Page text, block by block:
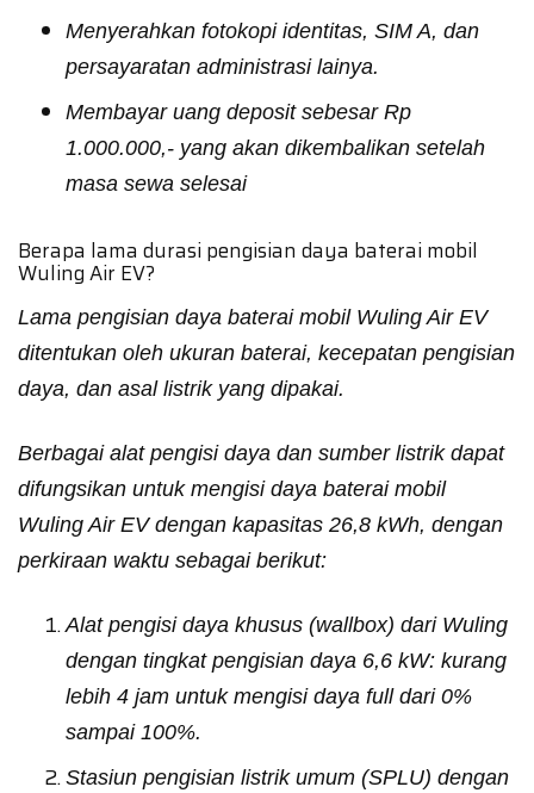
Menyerahkan fotokopi identitas, SIM A, dan
persayaratan administrasi lainya.
Membayar uang deposit sebesar Rp
1.000.000,- yang akan dikembalikan setelah
masa sewa selesai
Berapa lama durasi pengisian daya baterai mobil
Wuling Air EV?
Lama pengisian daya baterai mobil Wuling Air EV
ditentukan oleh ukuran baterai, kecepatan pengisian
daya, dan asal listrik yang dipakai.
Berbagai alat pengisi daya dan sumber listrik dapat
difungsikan untuk mengisi daya baterai mobil
Wuling Air EV dengan kapasitas 26,8 kWh, dengan
perkiraan waktu sebagai berikut:
Alat pengisi daya khusus (wallbox) dari Wuling
dengan tingkat pengisian daya 6,6 kW: kurang
lebih 4 jam untuk mengisi daya full dari 0%
sampai 100%.
Stasiun pengisian listrik umum (SPLU) dengan